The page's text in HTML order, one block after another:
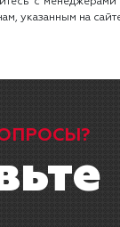
указанным на